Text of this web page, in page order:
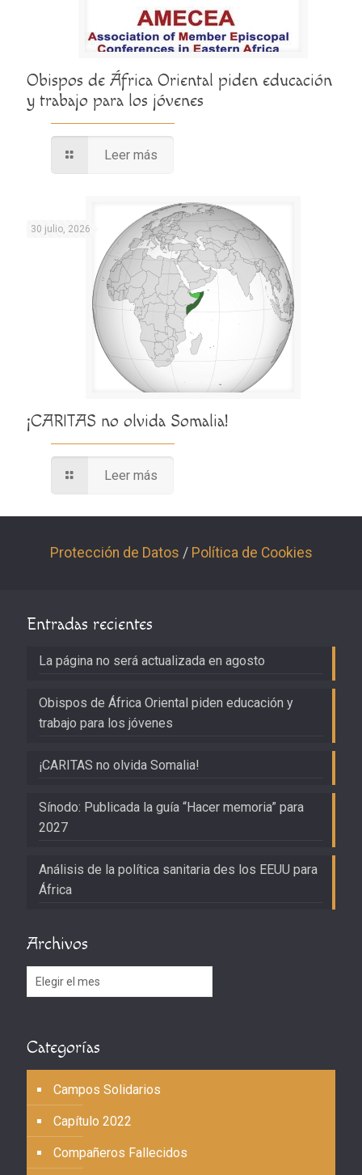
Obispos de África Oriental piden educación
y trabajo para los jóvenes
Leer más
30 julio, 2026
¡CARITAS no olvida Somalia!
Leer más
Protección de Datos / Política de Cookies
Entradas recientes
La página no será actualizada en agosto
Obispos de África Oriental piden educación y
trabajo para los jóvenes
¡CARITAS no olvida Somalia!
Sínodo: Publicada la guía “Hacer memoria” para
2027
Análisis de la política sanitaria des los EEUU para
África
Archivos
Archivos
Categorías
Campos Solidarios
Capítulo 2022
Compañeros Fallecidos